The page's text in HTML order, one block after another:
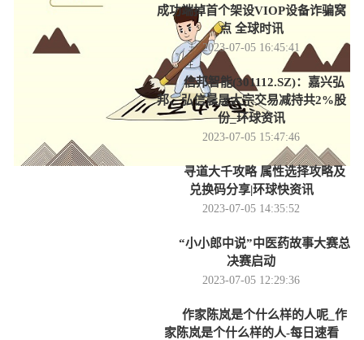
成功端掉首个架设VIOP设备诈骗窝
点 全球时讯
2023-07-05 16:45:41
信邦智能(301112.SZ)：嘉兴弘
邦、弘信晨晟大宗交易减持共2%股
份_环球资讯
2023-07-05 15:47:46
寻道大千攻略 属性选择攻略及
兑换码分享|环球快资讯
2023-07-05 14:35:52
“小小郎中说”中医药故事大赛总
决赛启动
2023-07-05 12:29:36
作家陈岚是个什么样的人呢_作
家陈岚是个什么样的人-每日速看